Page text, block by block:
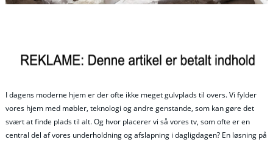
I dagens moderne hjem er der ofte ikke meget gulvplads til overs. Vi fylder
vores hjem med møbler, teknologi og andre genstande, som kan gøre det
svært at finde plads til alt. Og hvor placerer vi så vores tv, som ofte er en
central del af vores underholdning og afslapning i dagligdagen? En løsning på